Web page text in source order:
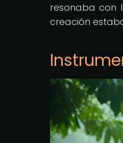
resonaba con
creación